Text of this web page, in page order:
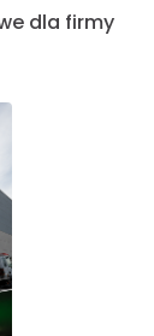
dla firmy